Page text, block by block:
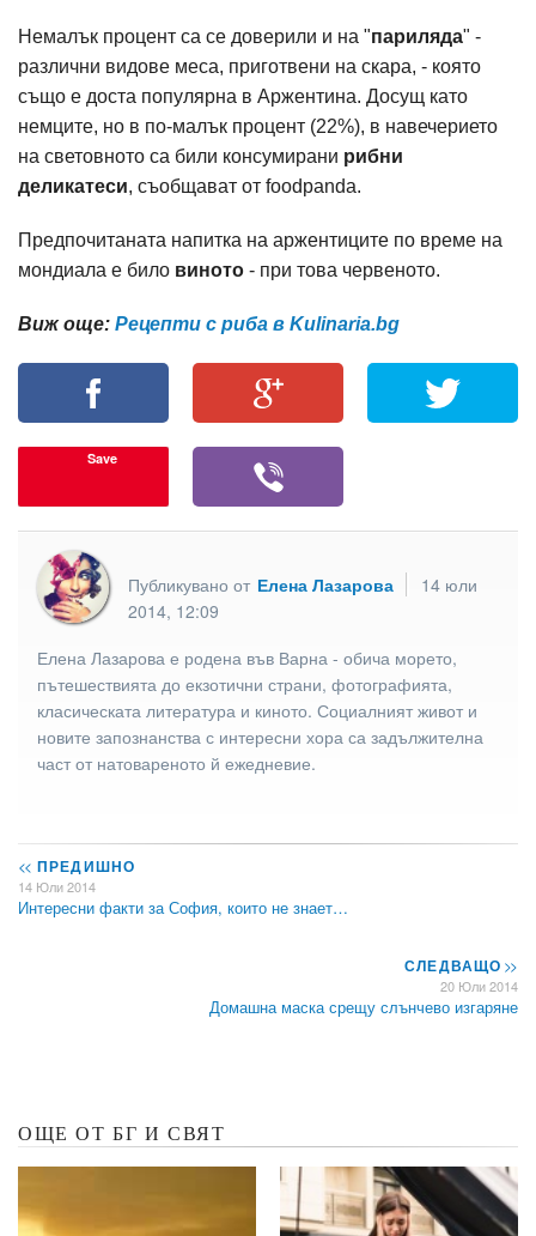
Немалък процент са се доверили и на "париляда" -
различни видове меса, приготвени на скара, - която
също е доста популярна в Аржентина. Досущ като
немците, но в по-малък процент (22%), в навечерието
на световното са били консумирани рибни
деликатеси, съобщават от foodpanda.
Предпочитаната напитка на аржентиците по време на
мондиала е било виното - при това червеното.
Виж още: Рецепти с риба в Kulinaria.bg
Save
Публикувано от Елена Лазарова
14 юли
2014, 12:09
Елена Лазарова е родена във Варна - обича морето,
пътешествията до екзотични страни, фотографията,
класическата литература и киното. Социалният живот и
новите запознанства с интересни хора са задължителна
част от натовареното й ежедневие.
<< ПРЕДИШНО
14 Юли 2014
Интересни факти за София, които не знает…
СЛЕДВАЩО>>
20 Юли 2014
Домашна маска срещу слънчево изгаряне
ОЩЕ ОТ БГ И СВЯТ